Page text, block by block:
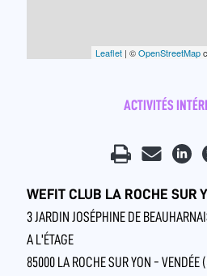
Leaflet | ©OpenStreetMap
ACTIVITÉS
WEFIT CLUB LA ROCHE SUR
3 JARDIN JOSÉPHINE DE
A L'ÉTAGE
85000 LA ROCHE SUR YON - VENDÉE